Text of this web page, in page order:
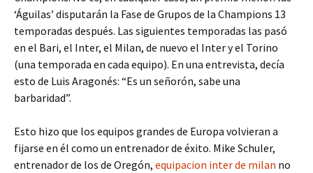
‘Águilas’ disputarán la Fase de Grupos de la Champions 13
temporadas después. Las siguientes temporadas las pasó
en el Bari, el Inter, el Milan, de nuevo el Inter y el Torino
(una temporada en cada equipo). En una entrevista, decía
esto de Luis Aragonés: “Es un señorón, sabe una
barbaridad”.
Esto hizo que los equipos grandes de Europa volvieran a
fijarse en él como un entrenador de éxito. Mike Schuler,
entrenador de los de Oregón, equipacion inter de milan no